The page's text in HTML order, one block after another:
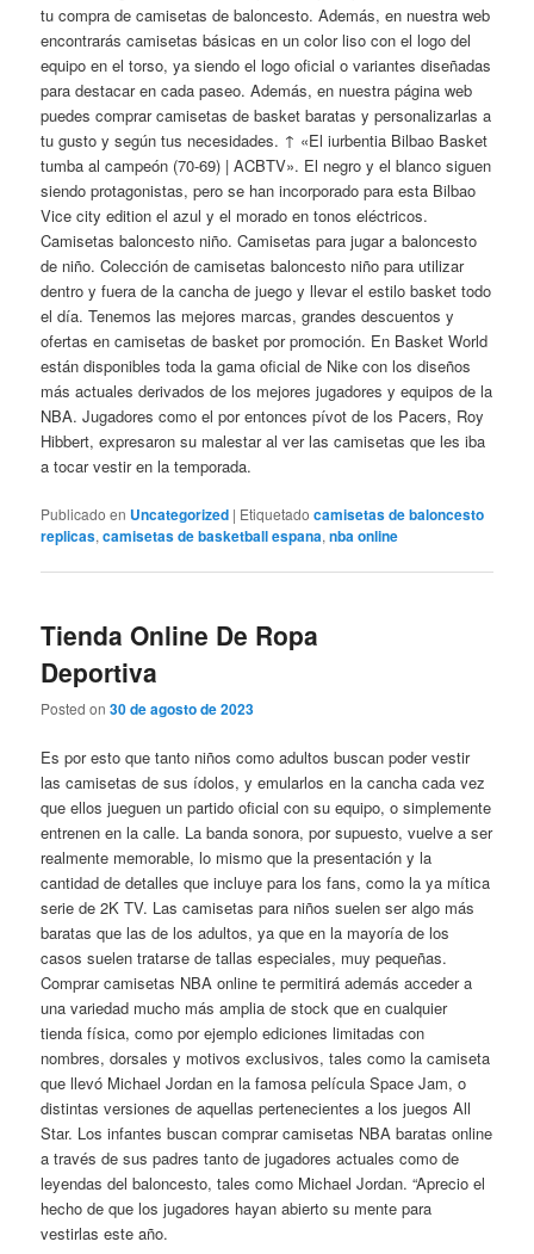
tu compra de camisetas de baloncesto. Además, en nuestra web
encontrarás camisetas básicas en un color liso con el logo del
equipo en el torso, ya siendo el logo oficial o variantes diseñadas
para destacar en cada paseo. Además, en nuestra página web
puedes comprar camisetas de basket baratas y personalizarlas a
tu gusto y según tus necesidades. ↑ «El iurbentia Bilbao Basket
tumba al campeón (70-69) | ACBTV». El negro y el blanco siguen
siendo protagonistas, pero se han incorporado para esta Bilbao
Vice city edition el azul y el morado en tonos eléctricos.
Camisetas baloncesto niño. Camisetas para jugar a baloncesto
de niño. Colección de camisetas baloncesto niño para utilizar
dentro y fuera de la cancha de juego y llevar el estilo basket todo
el día. Tenemos las mejores marcas, grandes descuentos y
ofertas en camisetas de basket por promoción. En Basket World
están disponibles toda la gama oficial de Nike con los diseños
más actuales derivados de los mejores jugadores y equipos de la
NBA. Jugadores como el por entonces pívot de los Pacers, Roy
Hibbert, expresaron su malestar al ver las camisetas que les iba
a tocar vestir en la temporada.
Publicado en Uncategorized | Etiquetado camisetas de baloncesto
replicas,camisetas de basketball espana,nba online
Tienda Online De Ropa
Deportiva
Posted on30 de agosto de 2023
Es por esto que tanto niños como adultos buscan poder vestir
las camisetas de sus ídolos, y emularlos en la cancha cada vez
que ellos jueguen un partido oficial con su equipo, o simplemente
entrenen en la calle. La banda sonora, por supuesto, vuelve a ser
realmente memorable, lo mismo que la presentación y la
cantidad de detalles que incluye para los fans, como la ya mítica
serie de 2K TV. Las camisetas para niños suelen ser algo más
baratas que las de los adultos, ya que en la mayoría de los
casos suelen tratarse de tallas especiales, muy pequeñas.
Comprar camisetas NBA online te permitirá además acceder a
una variedad mucho más amplia de stock que en cualquier
tienda física, como por ejemplo ediciones limitadas con
nombres, dorsales y motivos exclusivos, tales como la camiseta
que llevó Michael Jordan en la famosa película Space Jam, o
distintas versiones de aquellas pertenecientes a los juegos All
Star. Los infantes buscan comprar camisetas NBA baratas online
a través de sus padres tanto de jugadores actuales como de
leyendas del baloncesto, tales como Michael Jordan. “Aprecio el
hecho de que los jugadores hayan abierto su mente para
vestirlas este año.